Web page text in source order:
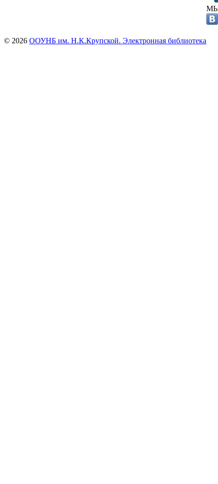
© 2026 ООУНБ им. Н.К.Крупской. Электронная библиотека